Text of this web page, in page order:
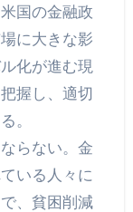
国の金融政
に大きな影
化が進む現
握し、適切
。
らない。金
いる人々に
、貧困削減